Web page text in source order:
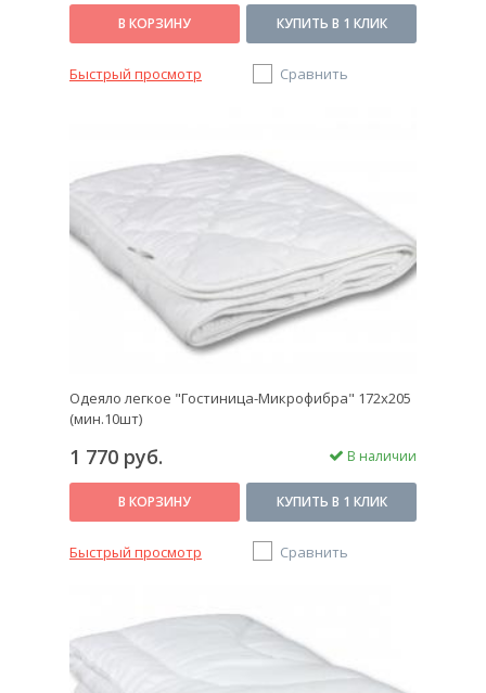
В КОРЗИНУ КУПИТЬ В 1 КЛИК
Быстрый просмотр Сравнить
Одеяло легкое "Гостиница-Микрофибра" 172х205
(мин.10шт)
1 770 руб. В наличии
В КОРЗИНУ КУПИТЬ В 1 КЛИК
Быстрый просмотр Сравнить